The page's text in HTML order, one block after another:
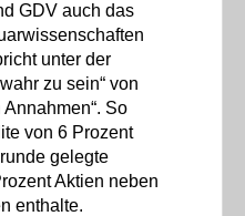
GDV auch das
unter der
zu sein“ von
So
von 6 Prozent
gelegte
Aktien neben
enthalte.